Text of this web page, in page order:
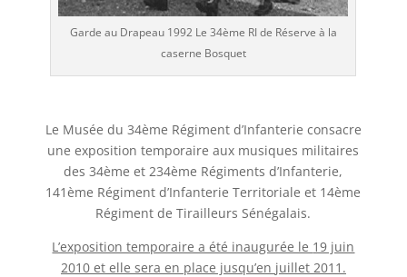
Garde au Drapeau 1992 Le 34ème RI de Réserve à la
caserne Bosquet
Le Musée du 34ème Régiment d’Infanterie consacre
une exposition temporaire aux musiques militaires
des 34ème et 234ème Régiments d’Infanterie,
141ème Régiment d’Infanterie Territoriale et 14ème
Régiment de Tirailleurs Sénégalais.
L’exposition temporaire a été inaugurée le 19 juin
2010et elle sera en place jusqu’en juillet2011.